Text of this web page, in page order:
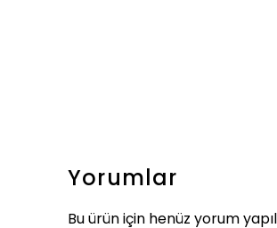
Yorumlar
Bu ürün için henüz yorum